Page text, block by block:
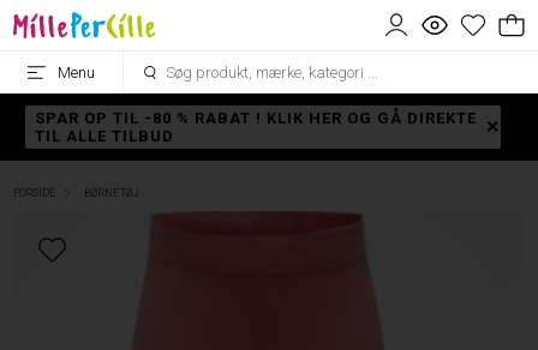
Menu
SPAR OP TIL -80 % RABAT ! KLIK HER OG GÅ DIREKTE
TIL ALLE TILBUD
FORSIDE BØRNETØJ